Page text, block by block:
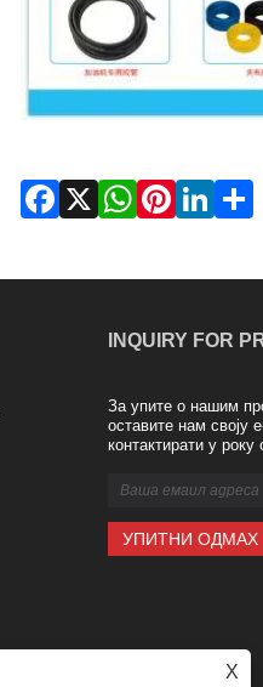
X
X
INQUIRY FOR
За упите о нашим
оставите нам своју
контактирати у року